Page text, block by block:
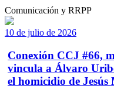
Comunicación y RRPP
10 de julio de 2026
Conexión CCJ #66,
vincula a Álvaro
el homicidio de Jesús